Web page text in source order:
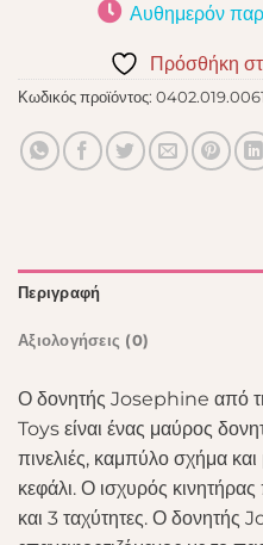
Αυθημερόν
Πρόσθήκη
Κωδικός προϊόντος:
Περιγραφή
Αξιολογήσεις (0)
Ο δονητής Josephine από
Toys είναι ένας μαύρος
πινελιές, καμπύλο σχήμα
κεφάλι. Ο ισχυρός
και 3 ταχύτητες. Ο δονητής